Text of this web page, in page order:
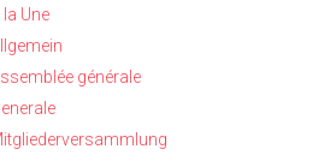
la Une
générale